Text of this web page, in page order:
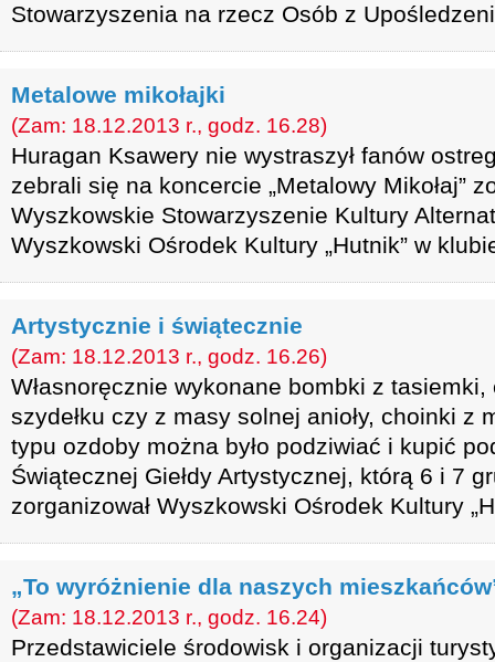
Stowarzyszenia na rzecz Osób z
Metalowe mikołajki
(Zam: 18.12.2013 r., godz. 16.28)
Huragan Ksawery nie wystraszył fanów
zebrali się na koncercie „Metalowy Mikołaj”
Wyszkowskie Stowarzyszenie Kultury
Wyszkowski Ośrodek Kultury „Hutnik” w
Artystycznie i świątecznie
(Zam: 18.12.2013 r., godz. 16.26)
Własnoręcznie wykonane bombki z
szydełku czy z masy solnej anioły, choinki z
typu ozdoby można było podziwiać i kupić
Świątecznej Giełdy Artystycznej, którą 6 i 7
zorganizował Wyszkowski Ośrodek Kultury
„To wyróżnienie dla naszych
(Zam: 18.12.2013 r., godz. 16.24)
Przedstawiciele środowisk i organizacji